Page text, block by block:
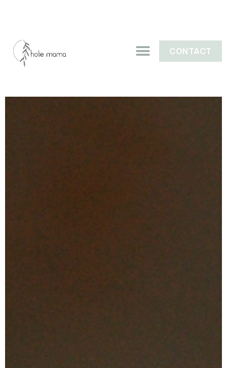
CONTACT